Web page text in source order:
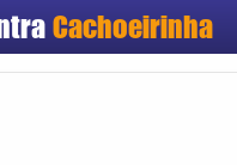
Cachoeirinha
Cadastrar empresa